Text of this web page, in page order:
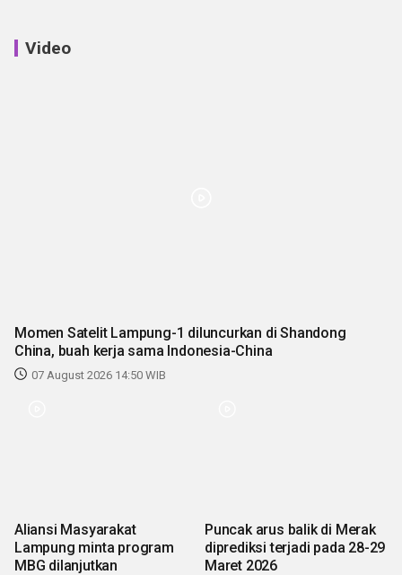
Video
Momen Satelit Lampung-1 diluncurkan di Shandong
China, buah kerja sama Indonesia-China
07 August 2026 14:50 WIB
Aliansi Masyarakat
Lampung minta program
MBG dilanjutkan
Puncak arus balik di Merak
diprediksi terjadi pada 28-29
Maret 2026